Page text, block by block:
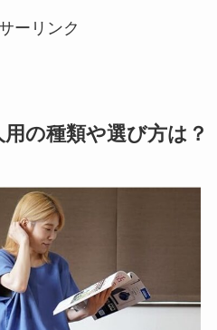
ーリンク
の種類や選び方は？